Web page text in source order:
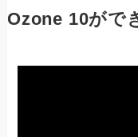
Ozone 10がで